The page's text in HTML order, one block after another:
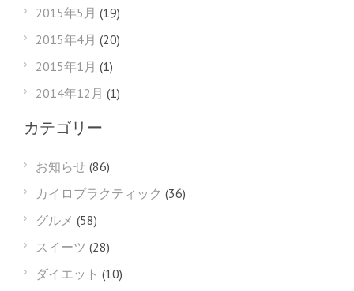
2015年5月 (19)
2015年4月 (20)
2015年1月 (1)
2014年12月 (1)
カテゴリー
お知らせ (86)
カイロプラクティック (36)
グルメ (58)
スイーツ (28)
ダイエット (10)